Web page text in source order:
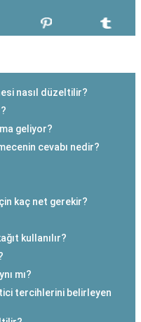
nasıl düzeltilir?
geliyor?
cevabı nedir?
kaç net gerekir?
kullanılır?
mı?
tercihlerini belirleyen